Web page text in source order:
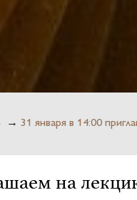
→ 31 января в 14:00
на